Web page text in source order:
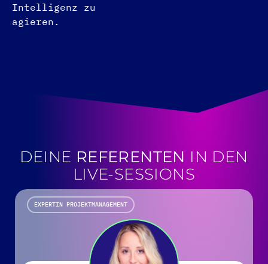
Intelligenz zu
agieren.
DEINE REFERENTEN IN DEN
LIVE-SESSIONS
EXPERTIN PROJEKTMANAGEMENT